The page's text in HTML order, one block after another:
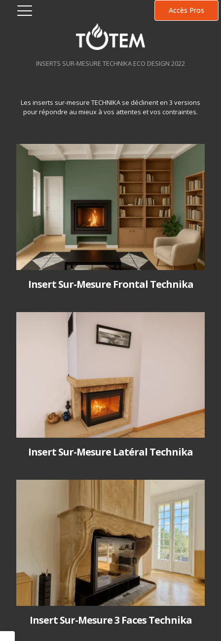
Accès Pros
INSERTS SUR-MESURE
TECHNIKA ECO DESIGN 2022
INSERTS SUR-MESURE TECHNIKA ECO DESIGN 2022
Les inserts sur-mesure TECHNIKA se déclinent en 3 versions
pour répondre au mieux à vos attentes et vos contraintes.
Insert Sur-Mesure Frontal Technika
Insert Sur-Mesure Latéral Technika
Insert Sur-Mesure 3 Faces Technika